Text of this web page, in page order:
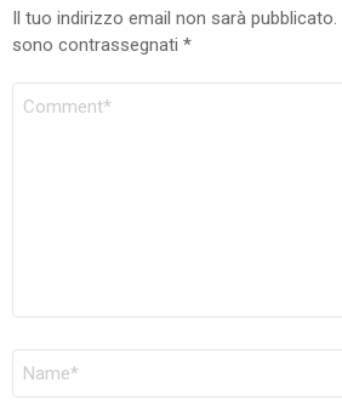
Il tuo indirizzo email non sarà pubblicato.
sono contrassegnati *